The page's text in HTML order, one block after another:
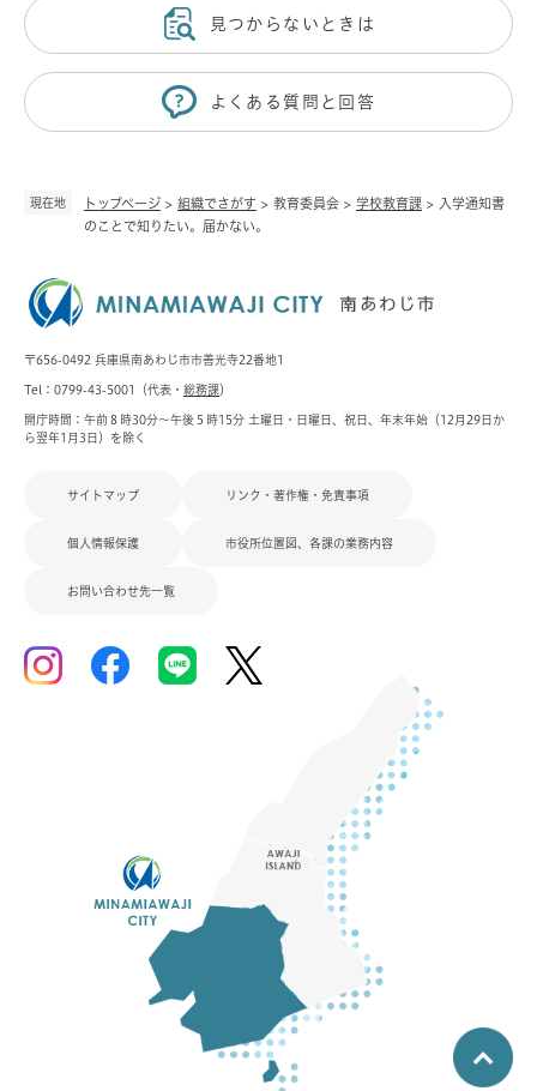
現在地 トップページ > 組織でさがす > 教育委員会 > 学校教育課 >
入学通知書
のことで知りたい。届かない。
見つからないときは
よくある質問と回答
〒656-0492 兵庫県南あわじ市市善光寺22番地1
Tel：0799-43-5001（代表・ 総務課）
開庁時間：午前８時30分～午後５時15分 土曜日・日曜日、祝日、年末年始（12月29日か
ら翌年1月3日）を除く
サイトマップ リンク・著作権・免責事項
個人情報保護 市役所位置図、各課の業務内容
お問い合わせ先一覧